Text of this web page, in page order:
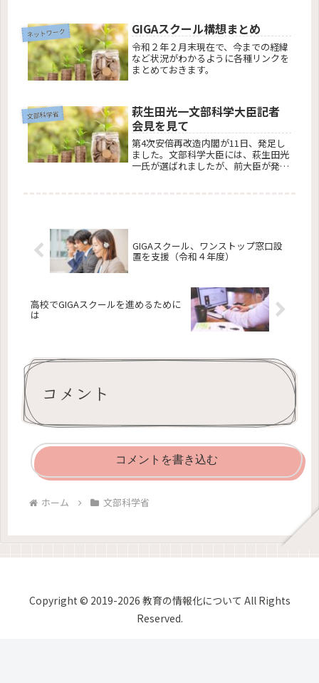
ネットワーク GIGAスクール構想まとめ
令和２年２月末現在で、今までの経緯
など状況がわかるように各種リンクを
まとめておきます。
文部科学省
萩生田光一文部科学大臣記者
会見を見て
第4次安倍再改造内閣が11日、発足し
ました。文部科学大臣には、萩生田光
一氏が選ばれましたが、前大臣が発表
GIGAスクール、ワンストップ窓口設
置を支援（令和４年度）
高校でGIGAスクールを進めるために
は
コメント
コメントを書き込む
ホーム 文部科学省
Copyright © 2019-2026 教育の情報化について All Rights
Reserved.